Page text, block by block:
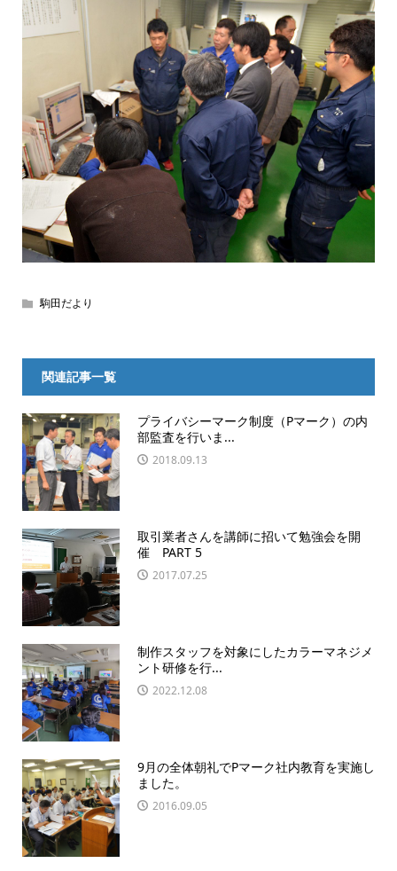
駒田だより
関連記事一覧
プライバシーマーク制度（Pマーク）の内
部監査を行いま...
2018.09.13
取引業者さんを講師に招いて勉強会を開
催 PART 5
2017.07.25
制作スタッフを対象にしたカラーマネジメ
ント研修を行...
2022.12.08
9月の全体朝礼でPマーク社内教育を実施し
ました。
2016.09.05